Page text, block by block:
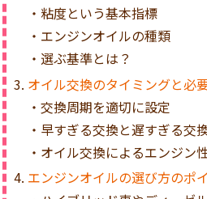
・粘度という基本指標
・エンジンオイルの種類
・選ぶ基準とは？
オイル交換のタイミングと必
・交換周期を適切に設定
・早すぎる交換と遅すぎる交
・オイル交換によるエンジン
エンジンオイルの選び方のポ